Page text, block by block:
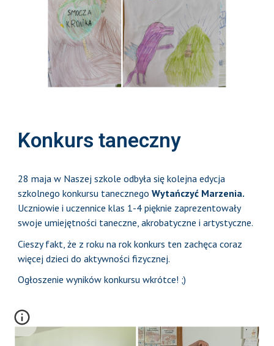
Konkurs taneczny
28 maja w Naszej szkole odbyła się kolejna edycja
szkolnego konkursu tanecznegoWytańczyć Marzenia.
Uczniowie i uczennice klas 1-4 pięknie zaprezentowały
swoje umiejętności taneczne, akrobatyczne i artystyczne.
Cieszy fakt, że z roku na rok konkurs ten zachęca coraz
więcej dzieci do aktywności fizycznej.
Ogłoszenie wyników konkursu wkrótce! ;)